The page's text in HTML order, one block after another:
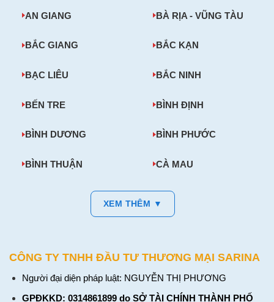
AN GIANG BÀ RỊA - VŨNG TÀU
BẮC GIANG BẮC KẠN
BẠC LIÊU BẮC NINH
BẾN TRE BÌNH ĐỊNH
BÌNH DƯƠNG BÌNH PHƯỚC
BÌNH THUẬN CÀ MAU
XEM THÊM ▼
CÔNG TY TNHH ĐẦU TƯ THƯƠNG MẠI SARINA
Người đại diện pháp luật: NGUYỄN THỊ PHƯƠNG
GPĐKKD: 0314861899 do SỞ TÀI CHÍNH THÀNH PHỐ